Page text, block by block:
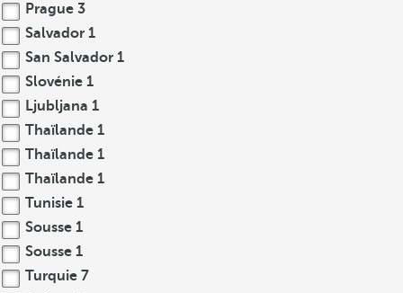
Prague 3
Salvador 1
San Salvador 1
Slovénie 1
Ljubljana 1
Thaïlande 1
Thaïlande 1
Thaïlande 1
Tunisie 1
Sousse 1
Sousse 1
Turquie 7